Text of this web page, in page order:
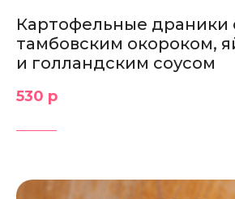
Картофельные драники
тамбовским окороком,
и голландским соусом
530 р